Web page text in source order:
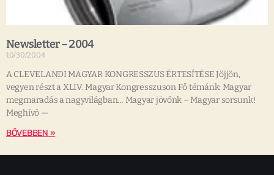
Newsletter – 2004
10/30/2004
A CLEVELANDI MAGYAR KONGRESSZUS ÉRTESÍTÉSE Jöjjön,
vegyen részt a XLIV. Magyar Kongresszuson Fő témánk: Magyar
megmaradás a nagyvilágban… Magyar jövőnk – Magyar sorsunk!
Meghívó —
BŐVEBBEN »